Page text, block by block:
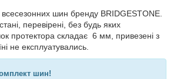
шин бренду BRIDGESTONE.
перевірені, без будь яких
протектора складає 6 мм, привезені з
не експлуатувались.
шин!